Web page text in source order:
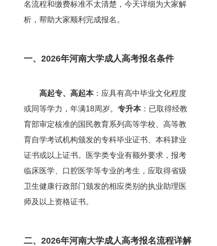
名流程和缴费标准不太清楚，今天详细为大家解
析，帮助大家顺利完成报名。
一、2026年河南大学成人高考报名条件
高起专、高起本：应具有高中毕业文化程度
或同等学力，年满18周岁。 专升本：已取得经教
育部审定核准的国民教育系列高等学校、高等教
育自学考试机构颁发的专科毕业证书、本科肄业
证书或以上证书。医学类专业有额外要求，报考
临床医学、口腔医学等专业的考生，应取得省级
卫生健康行政部门颁发的相应类别的执业助理医
师及以上资格证书。
二、2026年河南大学成人高考报名流程详解